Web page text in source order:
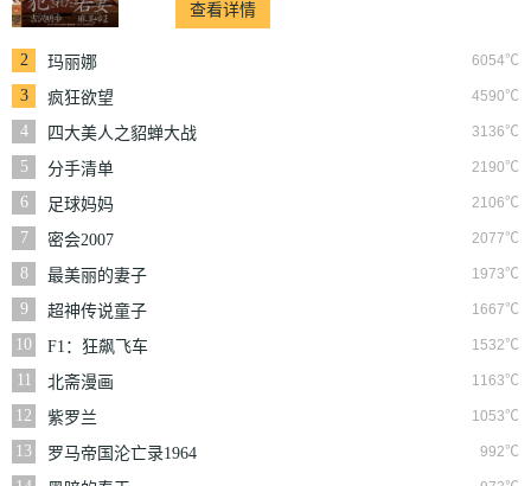
查看详情
2 6054℃
玛丽娜
3
4590℃
疯狂欲望
4
3136℃
四大美人之貂蝉大战
丧尸
5 2190℃
分手清单
6
2106℃
足球妈妈
7
2077℃
密会2007
8
1973℃
最美丽的妻子
9
1667℃
超神传说童子
10
1532℃
F1：狂飙飞车
11
1163℃
北斋漫画
12
1053℃
紫罗兰
13
992℃
罗马帝国沦亡录1964